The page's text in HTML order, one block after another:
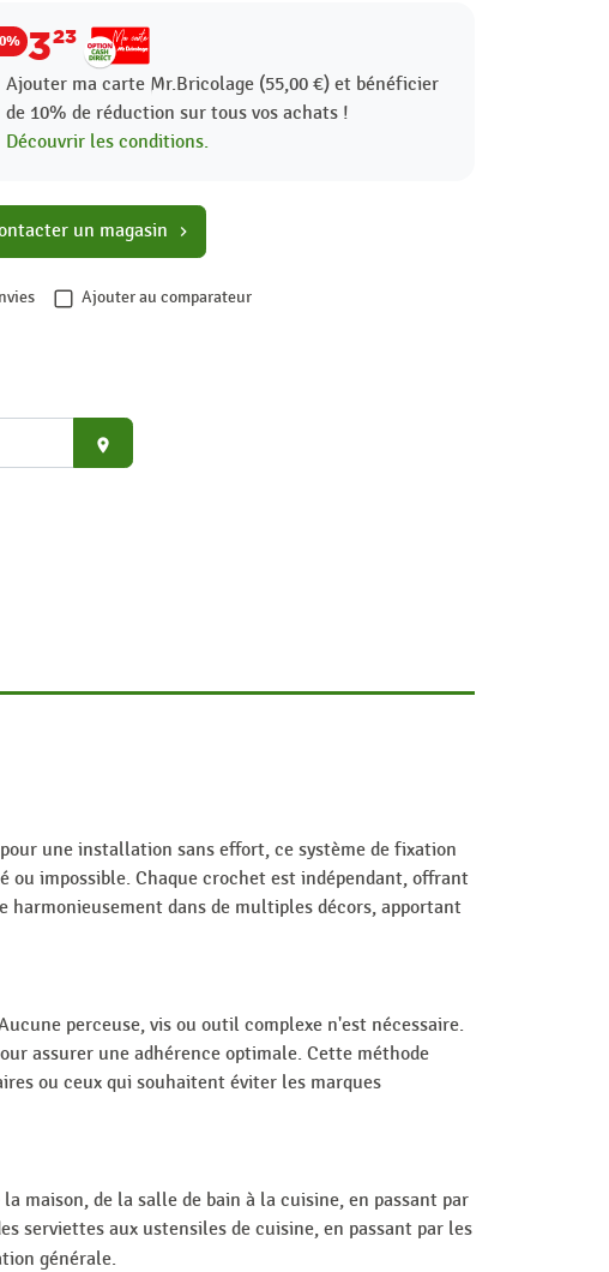
323
Ajouter ma carte Mr.Bricolage (55,00 €) et bénéficier
de 10%de réduction sur tous vos achats !
Découvrir les conditions.
un magasin chevron_right
Ajouter au comparateur
place
une installation sans effort, ce système de fixation
ou impossible. Chaque crochet est indépendant, offrant
dans de multiples décors, apportant
perceuse, vis ou outil complexe n'est nécessaire.
assurer une adhérence optimale. Cette méthode
ou ceux qui souhaitent éviter les marques
maison, de la salle de bain à la cuisine, en passant par
serviettes aux ustensiles de cuisine, en passant par les
générale.